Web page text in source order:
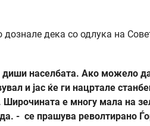
дознале дека со одлука на
диши населбата. Ако можело
и јас ќе ги нацртале
Широчината е многу мала на
- се прашува револтирано